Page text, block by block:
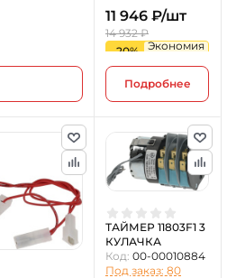
11 946 ₽/шт
14 932 ₽
-20%
Экономия
Подробнее
ТАЙМЕР 11803F1 3
КУЛАЧКА
Код: 00-00010884
Под заказ: 80